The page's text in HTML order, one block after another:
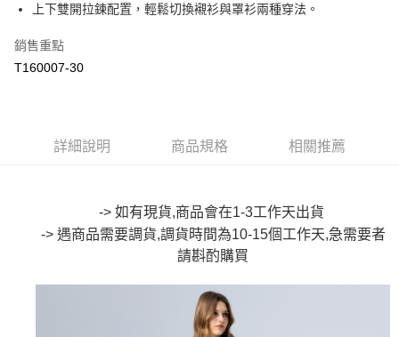
街口支付
悠遊付
大哥付你分期
1.本服務由台灣大哥大提供，台灣大哥大用戶可立即使用無須另外申請。
2.付款方式選擇「大哥付你分期」，訂單成立後會自動跳轉到大哥付的交易
流程，驗證手機門號後，選擇欲分期的期數、繳款截止日，確認付款後即完
4.訂單成立30分鐘內，如未前往確認交易或遇審核未通過，訂單將自動取
消。如遇「轉專審核」未通過狀況，表示未達大哥付你分期系統評分，恕無
相關說明
【關於「AFTEE先享後付」】
AFTEE先享後付是「在收到商品之後才付款」的支付方式。 讓您購物簡單
１．簡單：不需註冊會員、不需綁卡、不需儲值。
２．便利：只要手機號碼，簡訊認證，即可結帳。
３．安心：先確認商品／服務後，再付款。
上下雙開拉鍊配置，輕鬆切換襯衫與罩衫兩種穿法。
銷售重點
T160007-30
詳細說明 商品規格 相關推薦
-> 如有現貨,商品會在1-3工作天出貨
-> 遇商品需要調貨,調貨時間為10-15個工作天,急需要者
請斟酌購買